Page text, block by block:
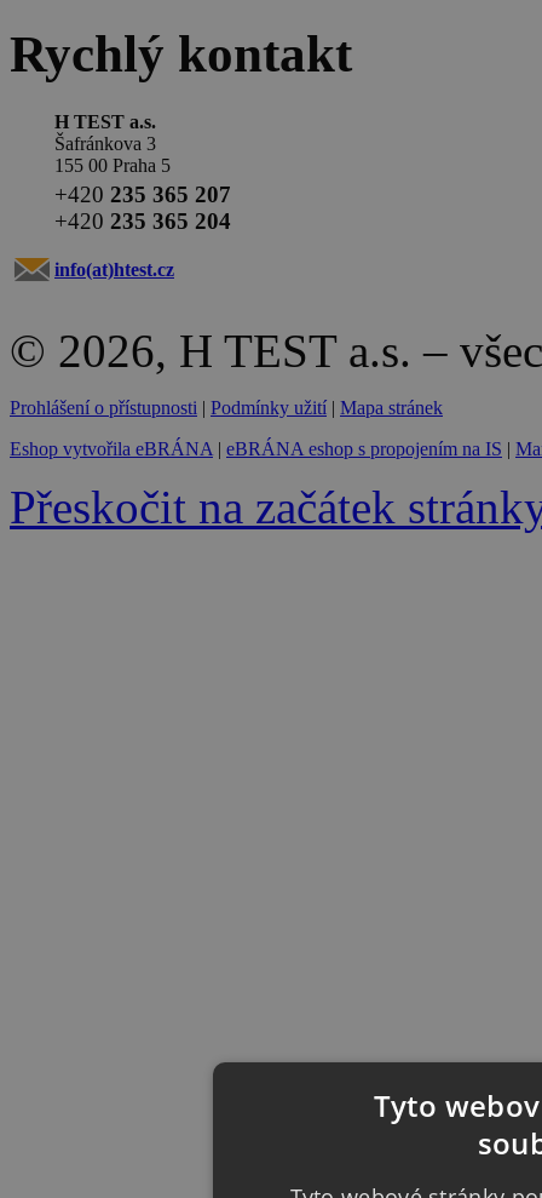
Rychlý kontakt
H TEST a.s.
Šafránkova 3
155 00 Praha 5
+420 235 365 207
+420 235 365 204
info(at)htest.cz
© 2026, H TEST a.s. –
Prohlášení o přístupnosti | Podmínky užití | Mapa stránek
Eshop vytvořila eBRÁNA | eBRÁNA eshop s propojením na IS |
Přeskočit na začátek
Tyto